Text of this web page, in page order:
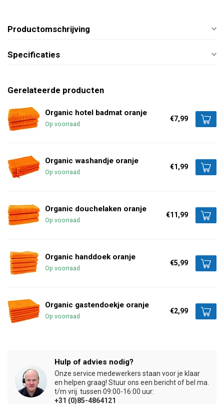
Productomschrijving
Specificaties
Gerelateerde producten
Organic hotel badmat oranje
Op voorraad
€7,99
Organic washandje oranje
Op voorraad
€1,99
Organic douchelaken oranje
Op voorraad
€11,99
Organic handdoek oranje
Op voorraad
€5,99
Organic gastendoekje oranje
Op voorraad
€2,99
Hulp of advies nodig?
Onze service medewerkers staan voor je klaar
en helpen graag! Stuur ons een bericht of bel ma.
t/m vrij. tussen 09:00-16:00 uur:
+31 (0)85-4864121